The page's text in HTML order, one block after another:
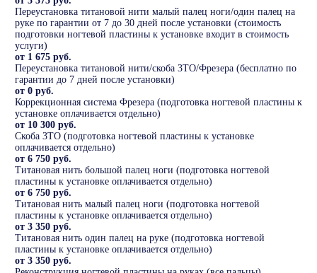
Переустановка титановой нити малый палец ноги/один палец на
руке по гарантии от 7 до 30 дней после установки (стоимость
подготовки ногтевой пластины к установке входит в стоимость
услуги)
от 1 675 руб.
Переустановка титановой нити/скоба 3ТО/Фрезера (бесплатно по
гарантии до 7 дней после установки)
от 0 руб.
Коррекционная система Фрезера (подготовка ногтевой пластины к
установке оплачивается отдельно)
от 10 300 руб.
Скоба 3ТО (подготовка ногтевой пластины к установке
оплачивается отдельно)
от 6 750 руб.
Титановая нить большой палец ноги (подготовка ногтевой
пластины к установке оплачивается отдельно)
от 6 750 руб.
Титановая нить малый палец ноги (подготовка ногтевой
пластины к установке оплачивается отдельно)
от 3 350 руб.
Титановая нить один палец на руке (подготовка ногтевой
пластины к установке оплачивается отдельно)
от 3 350 руб.